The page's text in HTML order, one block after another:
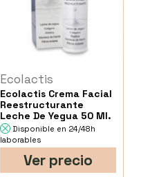
Ecolactis
Ecolactis Crema Facial
Reestructurante
Leche De Yegua 50 Ml.
Disponible en 24/48h
laborables
Ver precio